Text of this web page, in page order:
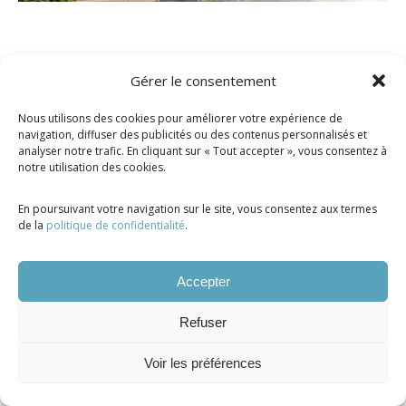
Gérer le consentement
Nous utilisons des cookies pour améliorer votre expérience de
navigation, diffuser des publicités ou des contenus personnalisés et
analyser notre trafic. En cliquant sur « Tout accepter », vous consentez à
notre utilisation des cookies.
En poursuivant votre navigation sur le site, vous consentez aux termes
de la politique de confidentialité.
Accepter
Refuser
Voir les préférences
Joseph |Propulsé par Altitude Stratégies